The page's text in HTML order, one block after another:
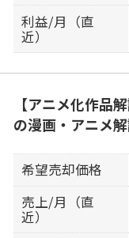
利益/月（直
近）
【アニメ化作品
の漫画・アニメ
希望売却価格
売上/月（直
近）